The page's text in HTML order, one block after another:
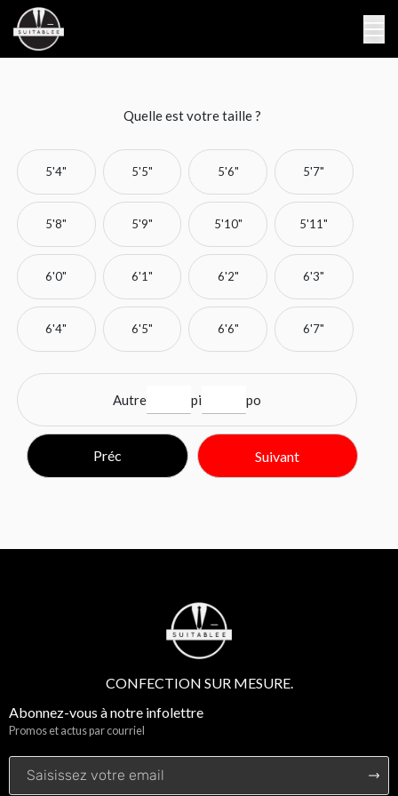
Quelle est votre taille ?
5'4" 5'5" 5'6" 5'7"
5'8" 5'9" 5'10" 5'11"
6'0" 6'1" 6'2" 6'3"
6'4" 6'5" 6'6" 6'7"
Autre pi po
Préc Suivant
CONFECTION SUR MESURE.
Abonnez-vous à notre infolettre
Promos et actus par courriel